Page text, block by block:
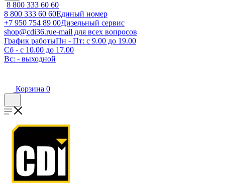
8 800 333 60 60
8 800 333 60 60Единый номер
+7 950 754 89 00Дизельный сервис
shop@cdi36.rue-mail для всех вопросов
График работыПн - Пт: с 9.00 до 19.00
Сб - с 10.00 до 17.00
Вс: - выходной
Корзина 0